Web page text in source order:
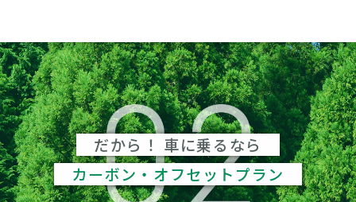
だから！ 車に乗るなら
カーボン・オフセットプラン